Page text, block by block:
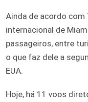
Ainda de acordo com
internacional de
passageiros, entre
o que faz dele a
EUA.
Hoje, há 11 voos